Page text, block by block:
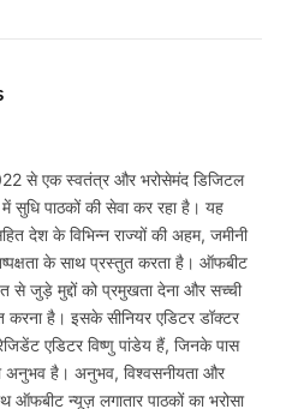
से एक स्वतंत्र और भरोसेमंद डिजिटल
सुधि पाठकों की सेवा कर रहा है। यह
देश के विभिन्न राज्यों की अहम, जमीनी
के साथ प्रस्तुत करता है। ऑफबीट
से जुड़े मुद्दों को प्रमुखता देना और सच्ची
करना है। इसके सीनियर एडिटर डॉक्टर
एडिटर विष्णु पांडेय हैं, जिनके पास
अनुभव है। अनुभव, विश्वसनीयता और
ऑफबीट न्यूज़ लगातार पाठकों का भरोसा